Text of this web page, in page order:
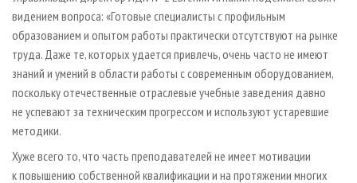
видением вопроса: «Готовые специалисты с профильным
образованием и опытом работы практически отсутствуют на рынке
труда. Даже те, которых удается привлечь, очень часто не имеют
знаний и умений в области работы с современным оборудованием,
поскольку отечественные отраслевые учебные заведения давно
не успевают за техническим прогрессом и используют устаревшие
методики.
Хуже всего то, что часть преподавателей не имеет мотивации
к повышению собственной квалификации и на протяжении многих